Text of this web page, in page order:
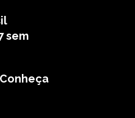
sem